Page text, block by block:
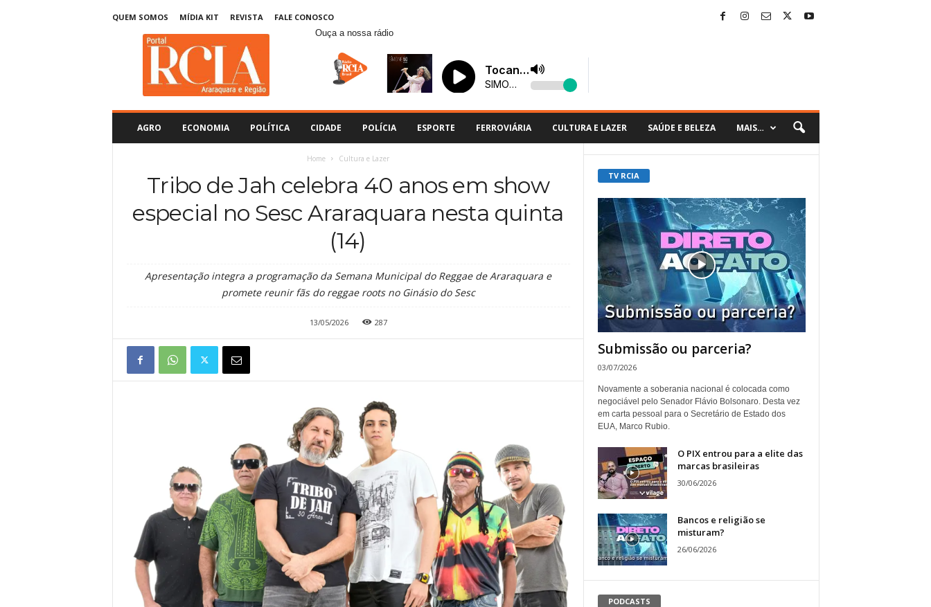
QUEM SOMOS MÍDIA KIT REVISTA
FALE CONOSCO
Ouça a nossa rádio
AGRO ECONOMIA POLÍTICA CIDADE POLÍCIA ESPORTE FERROVIÁRIA CULTURA E LAZER SAÚDE E BELEZA MAIS…
Home Cultura e Lazer
Tribo de Jah celebra 40 anos em show
especial no Sesc Araraquara nesta quinta
(14)
Apresentação integra a programação da Semana Municipal do Reggae de Araraquara e
promete reunir fãs do reggae roots no Ginásio do Sesc
13/05/2026 287
TV RCIA
Submissão ou parceria?
03/07/2026
Novamente a soberania nacional é colocada como
negociável pelo Senador Flávio Bolsonaro. Desta vez
em carta pessoal para o Secretário de Estado dos
EUA, Marco Rubio.
O PIX entrou para a elite das
marcas brasileiras
30/06/2026
Bancos e religião se
misturam?
26/06/2026
PODCASTS